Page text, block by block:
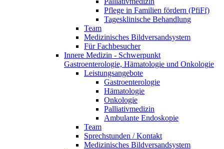
Pflege in Familien fördern (PfiFf)
Tagesklinische Behandlung
Team
Medizinisches Bildversandsystem
Für Fachbesucher
Innere Medizin - Schwerpunkt
Gastroenterologie, Hämatologie und Onkologie
Leistungsangebote
Gastroenterologie
Hämatologie
Onkologie
Palliativmedizin
Ambulante Endoskopie
Team
Sprechstunden / Kontakt
Medizinisches Bildversandsystem